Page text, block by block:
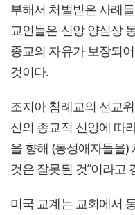
부해서 처벌받은 사례
교인들은 신앙 양심상
종교의 자유가 보장되
것이다.
조지아 침례교의 선교
신의 종교적 신앙에 따
을 향해 (동성애자들을
것은 잘못된 것”이라고
미국 교계는 교회에서